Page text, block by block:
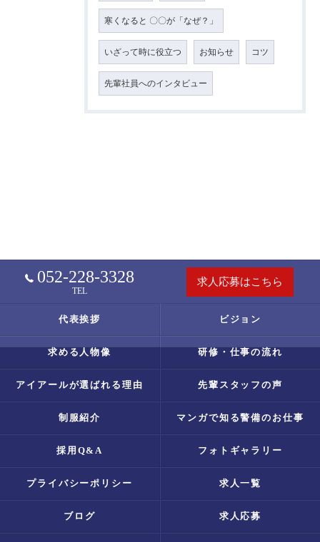
寒くなると 〇〇が「なぜ？」
いざって時に役立つ お知らせ コツ
先輩社員へのインタビュー
052-228-3328
TEL
求人応募はこちら
代表挨拶 ビジョン
求める人物像 研修・仕事の流れ
アイアールが選ばれる理由 先輩スタッフの声
制服紹介 マンガで知る警備のお仕事
採用Q&A フォトギャラリー
プライバシーポリシー 求人一覧
ブログ 求人応募